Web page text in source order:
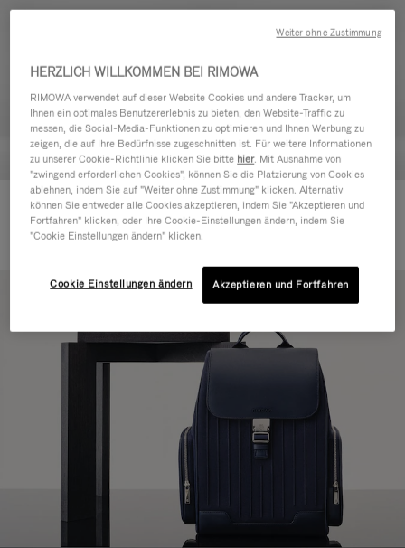
Never Still - Leder Kulturbeutel
590,00 €
Never Still - Leder Rucksack
Large
HERZLICH WILLKOMMEN BEI RIMOWA
RIMOWA verwendet auf dieser Website Cookies und andere Tracker, um
Ihnen ein optimales Benutzererlebnis zu bieten, den Website-Traffic zu
messen, die Social-Media-Funktionen zu optimieren und Ihnen Werbung zu
zeigen, die auf Ihre Bedürfnisse zugeschnitten ist. Für weitere Informationen
zu unserer Cookie-Richtlinie klicken Sie bitte hier. Mit Ausnahme von
"zwingend erforderlichen Cookies", können Sie die Platzierung von Cookies
ablehnen, indem Sie auf "Weiter ohne Zustimmung" klicken. Alternativ
können Sie entweder alle Cookies akzeptieren, indem Sie "Akzeptieren und
Fortfahren" klicken, oder Ihre Cookie-Einstellungen ändern, indem Sie
"Cookie Einstellungen ändern" klicken.
Cookie Einstellungen ändern Akzeptieren und Fortfahren
Weiter ohne Zustimmung